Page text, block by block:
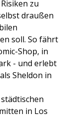
zu
draußen
soll. So fährt
Shop, in
- und erlebt
Sheldon in
in Los